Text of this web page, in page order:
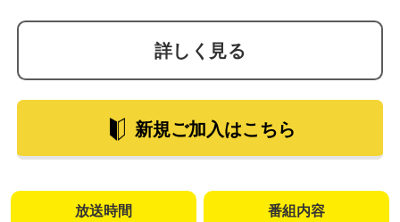
詳しく見る
新規ご加入はこちら
放送時間 番組内容